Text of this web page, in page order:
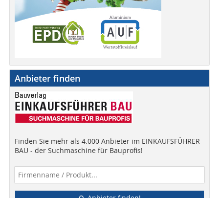
Anbieter finden
Finden Sie mehr als 4.000 Anbieter im EINKAUFSFÜHRER
BAU - der Suchmaschine für Bauprofis!